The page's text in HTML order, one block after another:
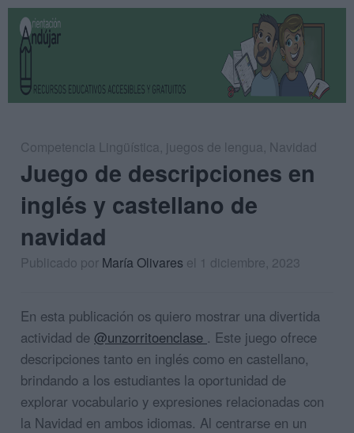
Competencia Lingüística, juegos de lengua, Navidad
Juego de descripciones en
inglés y castellano de
navidad
Publicado por María Olivares el 1 diciembre, 2023
En esta publicación os quiero mostrar una divertida
actividad de @unzorritoenclase . Este juego ofrece
descripciones tanto en inglés como en castellano,
brindando a los estudiantes la oportunidad de
explorar vocabulario y expresiones relacionadas con
la Navidad en ambos idiomas. Al centrarse en un